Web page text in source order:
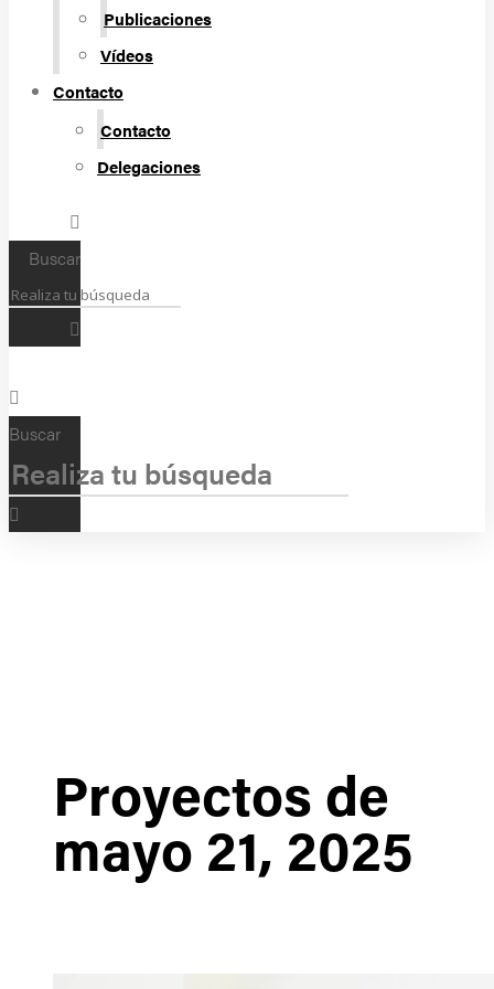
Publicaciones
Vídeos
Contacto
Contacto
Delegaciones
Buscar
Buscar
Proyectos de
mayo 21, 2025